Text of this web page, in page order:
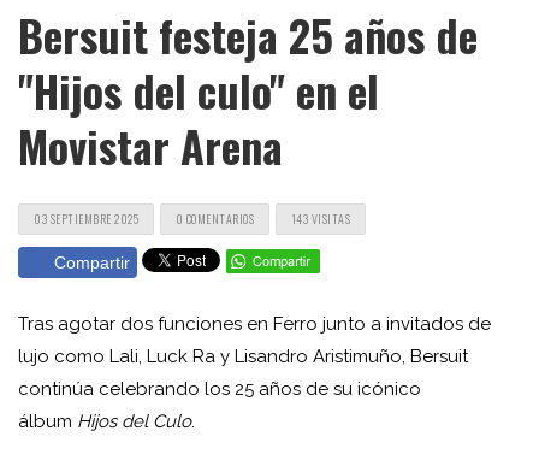
Bersuit festeja 25 años de
"Hijos del culo" en el
Movistar Arena
03 SEPTIEMBRE 2025 0 COMENTARIOS 143 VISITAS
Compartir
Tras agotar dos funciones en Ferro junto a invitados de
lujo como Lali, Luck Ra y Lisandro Aristimuño, Bersuit
continúa celebrando los 25 años de su icónico
álbum Hijos del Culo.